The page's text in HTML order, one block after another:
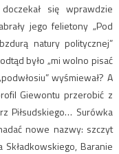
się wprawdzie
jego felietony „Pod
natury politycznej”
było „mi wolno pisać
wyśmiewał? A
Giewontu przerobić z
Piłsudskiego… Surówka
nowe nazwy: szczyt
Baranie